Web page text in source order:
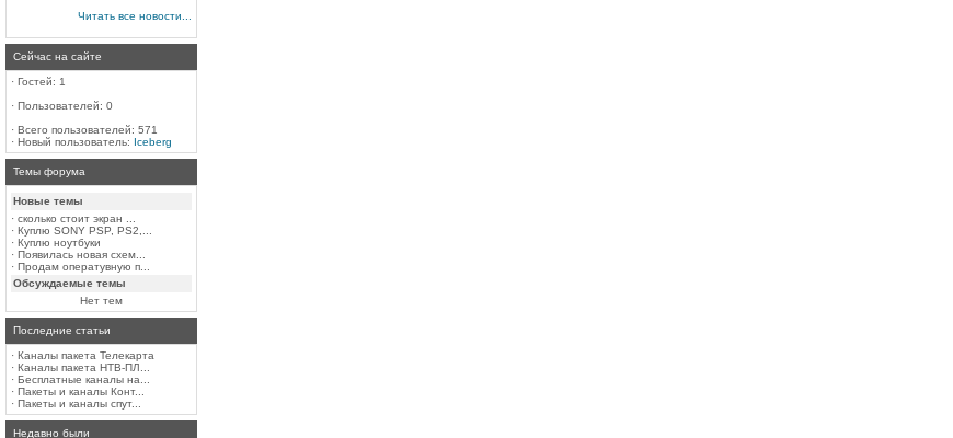
Читать все новости...
Сейчас на сайте
· Гостей: 1
· Пользователей: 0
· Всего пользователей: 571
· Новый пользователь: Iceberg
Темы форума
Новые темы
· сколько стоит экран ...
· Куплю SONY PSP, PS2,...
· Куплю ноутбуки
· Появилась новая схем...
· Продам оператувную п...
Обсуждаемые темы
Нет тем
Последние статьи
· Каналы пакета Телекарта
· Каналы пакета НТВ-ПЛ...
· Бесплатные каналы на...
· Пакеты и каналы Конт...
· Пакеты и каналы спут...
Недавно были